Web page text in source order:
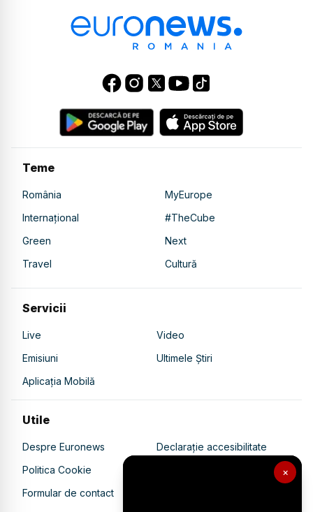
×
Teme
România
MyEurope
Internațional
#TheCube
Green
Next
Travel
Cultură
Servicii
Live
Video
Emisiuni
Ultimele Știri
Aplicația Mobilă
Utile
Despre Euronews
Declarație accesibilitate
Politica Cookie
Politica de confidențialitate
Formular de contact